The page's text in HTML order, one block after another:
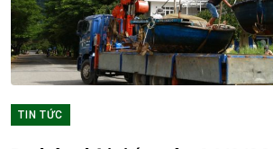
TIN TỨC